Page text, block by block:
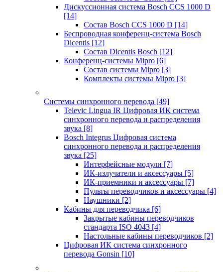
Дискуссионная система Bosch CCS 1000 D
[14]
Состав Bosch CCS 1000 D [14]
Беспроводная конференц-система Bosch
Dicentis [12]
Состав Dicentis Bosch [12]
Конференц-системы Mipro [6]
Состав системы Mipro [3]
Комплекты системы Mipro [3]
Системы синхронного перевода [49]
Televic Lingua IR Цифровая ИК система
синхронного перевода и распределения
звука [8]
Bosch Integrus Цифровая система
синхронного перевода и распределения
звука [25]
Интерфейсные модули [7]
ИК-излучатели и аксессуары [5]
ИК-приемники и аксессуары [7]
Пульты переводчиков и аксессуары [4]
Наушники [2]
Кабины для переводчика [6]
Закрытые кабины переводчиков
стандарта ISO 4043 [4]
Настольные кабины переводчиков [2]
Цифровая ИК система синхронного
перевода Gonsin [10]